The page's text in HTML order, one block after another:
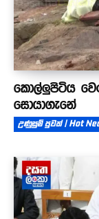
කොල්ලුපිටිය
සොයාගැනේ
උණුසුම් පුවත් | Hot